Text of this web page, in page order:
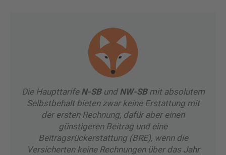
Die Haupttarife N-SBund NW-SBmit absolutem
Selbstbehalt bieten zwar keine Erstattung mit
der ersten Rechnung, dafür aber einen
günstigeren Beitrag und eine
Beitragsrückerstattung (BRE), wenn die
Versicherten keine Rechnungen über das Jahr